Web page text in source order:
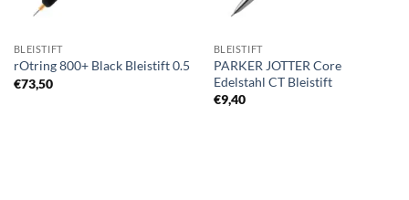
BLEISTIFT
rOtring 800+ Black Bleistift 0.5
€73,50
BLEISTIFT
PARKER JOTTER Core
Edelstahl CT Bleistift
€9,40